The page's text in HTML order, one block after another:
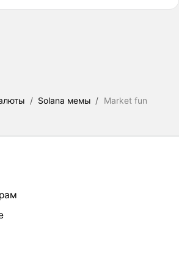
/ Solana мемы / Market fun